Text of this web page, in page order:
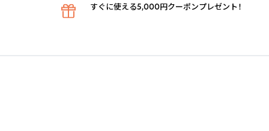
すぐに使える5,000円クーポンプレゼント！